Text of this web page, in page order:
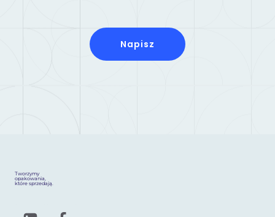
Napisz
Tworzymy
opakowania,
które sprzedają.